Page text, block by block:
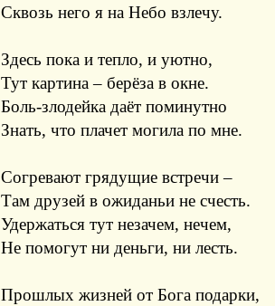
Сквозь него я на Небо взлечу.
Здесь пока и тепло, и уютно,
Тут картина – берёза в окне.
Боль-злодейка даёт поминутно
Знать, что плачет могила по мне.
Согревают грядущие встречи –
Там друзей в ожиданьи не счесть.
Удержаться тут незачем, нечем,
Не помогут ни деньги, ни лесть.
Прошлых жизней от Бога подарки,